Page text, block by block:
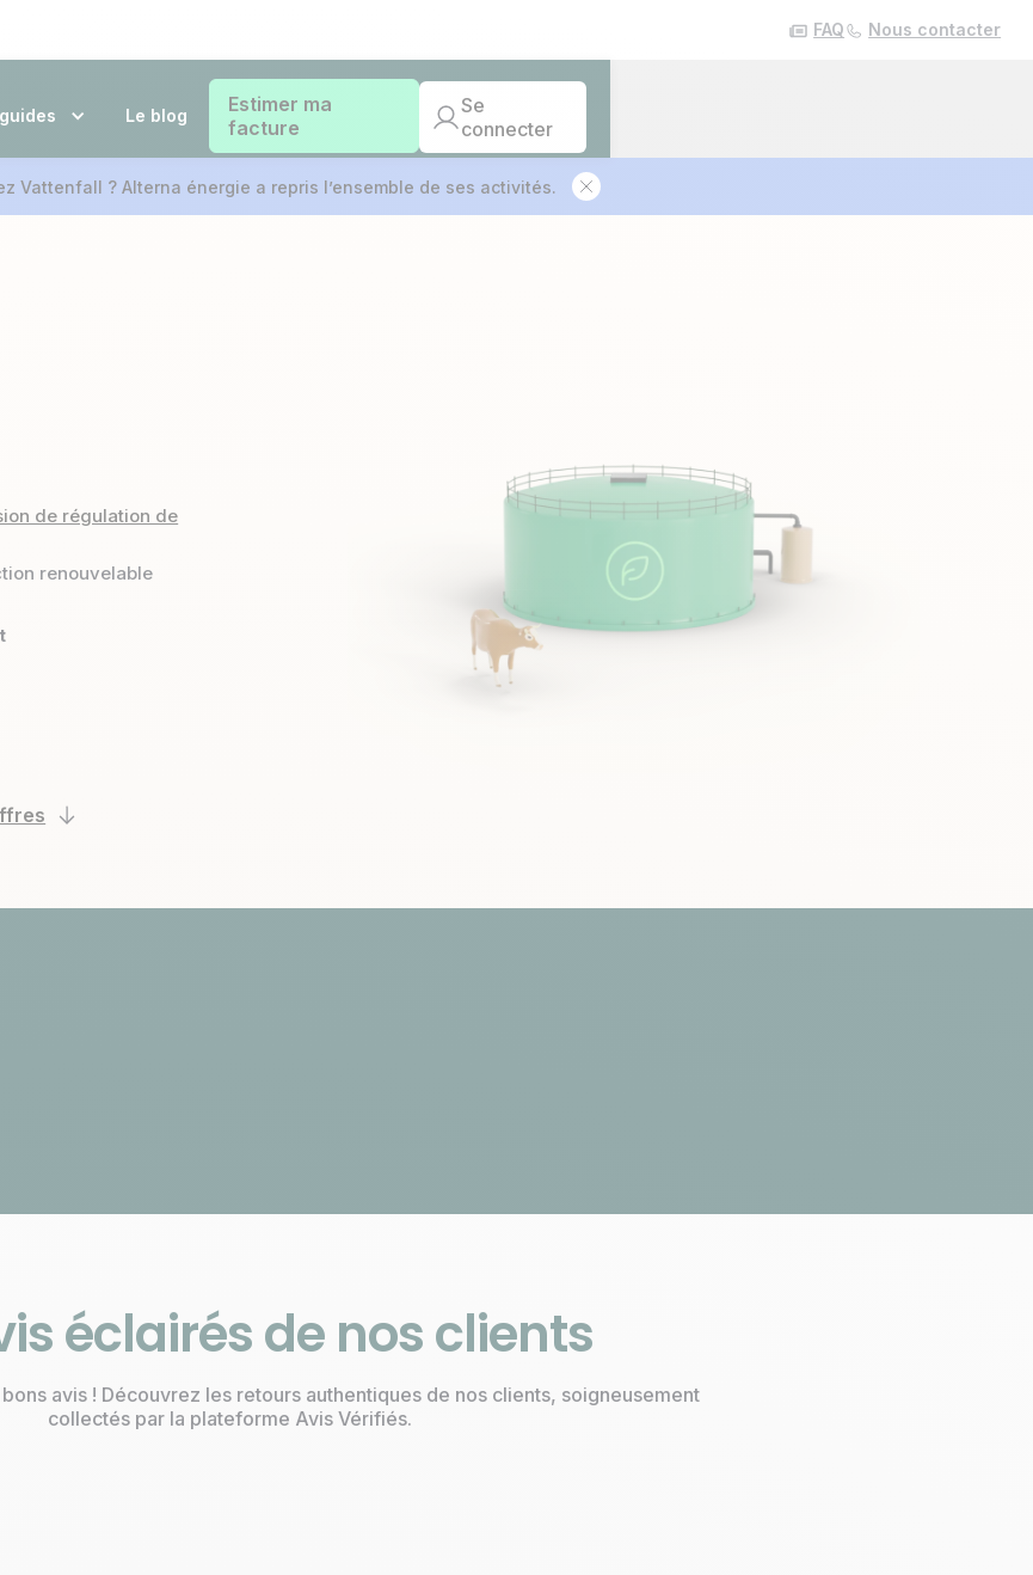
FAQ Nous contacter
Le blog
Estimer ma
facture
Se
connecter
Vattenfall ? Alterna énergie a repris l’ensemble de ses activités.
de régulation de
renouvelable
éclairés de nos clients
avis ! Découvrez les retours authentiques de nos clients, soigneusement
collectés par la plateforme Avis Vérifiés.